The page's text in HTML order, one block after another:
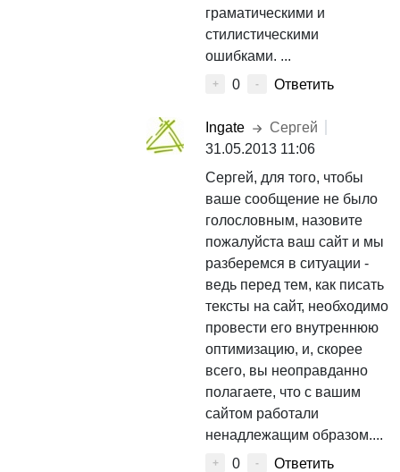
граматическими и
стилистическими
ошибками. ...
+ 0 - Ответить
Ingate
Сергей
31.05.2013 11:06
Сергей, для того, чтобы
ваше сообщение не было
голословным, назовите
пожалуйста ваш сайт и мы
разберемся в ситуации -
ведь перед тем, как писать
тексты на сайт, необходимо
провести его внутреннюю
оптимизацию, и, скорее
всего, вы неоправданно
полагаете, что с вашим
сайтом работали
ненадлежащим образом....
+ 0 - Ответить